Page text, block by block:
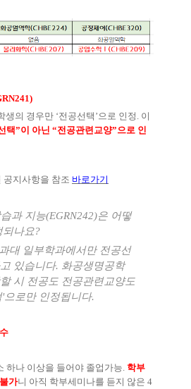
생의 경우만 ‘전공선택 ’ 으로 인정 이
택”이 아닌 “전공관련교양”으로 인
공지사항을 참조 바로가기
과 지능(EGRN242)은 어떻
되나요?
대 일부학과에서만 전공선
있습니다. 화공생명공학
시 전공도 전공관련교양도
으로만 인정됩니다.
하나 이상을 들어야 졸업가능 학부
가니 아직 학부세미나를 듣지 않은 4